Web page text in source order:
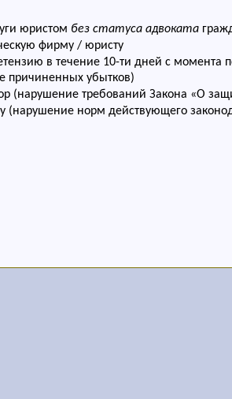
юристом без статуса адвоката
фирму / юристу
в течение 10-ти дней с момента
причиненных убытков)
(нарушение требований Закона «О
(нарушение норм действующего